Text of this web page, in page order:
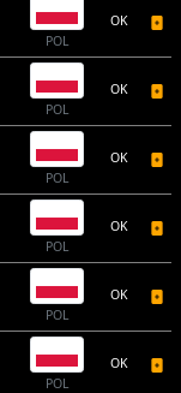
POL
OK
POL
OK
POL
OK
POL
OK
POL
OK
POL
OK